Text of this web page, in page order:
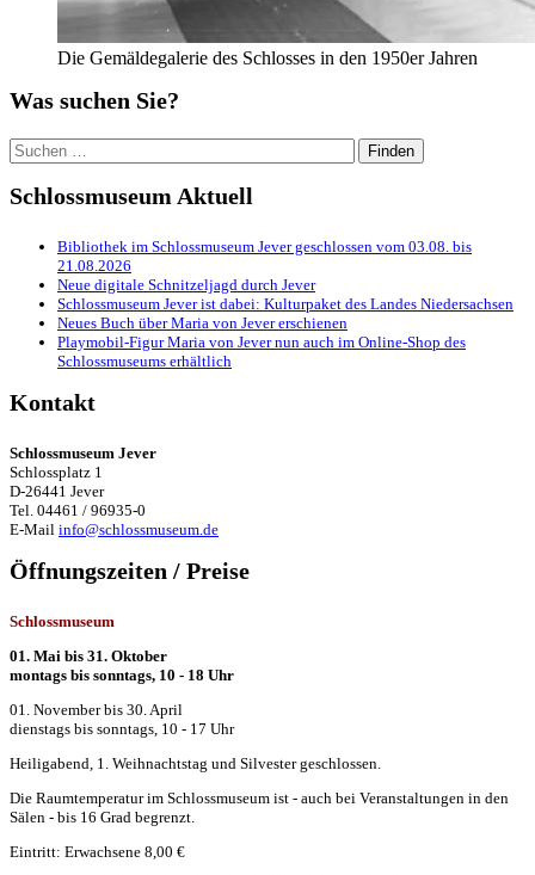
Die Gemäldegalerie des Schlosses in den 1950er Jahren
Was suchen Sie?
Suchen
nach:
Schlossmuseum Aktuell
Bibliothek im Schlossmuseum Jever geschlossen vom 03.08. bis
21.08.2026
Neue digitale Schnitzeljagd durch Jever
Schlossmuseum Jever ist dabei: Kulturpaket des Landes Niedersachsen
Neues Buch über Maria von Jever erschienen
Playmobil-Figur Maria von Jever nun auch im Online-Shop des
Schlossmuseums erhältlich
Kontakt
Schlossmuseum Jever
Schlossplatz 1
D-26441 Jever
Tel. 04461 / 96935-0
E-Mail info@schlossmuseum.de
Öffnungszeiten / Preise
Schlossmuseum
01. Mai bis 31. Oktober
montags bis sonntags, 10 - 18 Uhr
01. November bis 30. April
dienstags bis sonntags, 10 - 17 Uhr
Heiligabend, 1. Weihnachtstag und Silvester geschlossen.
Die Raumtemperatur im Schlossmuseum ist - auch bei Veranstaltungen in den
Sälen - bis 16 Grad begrenzt.
Eintritt: Erwachsene 8,00 €